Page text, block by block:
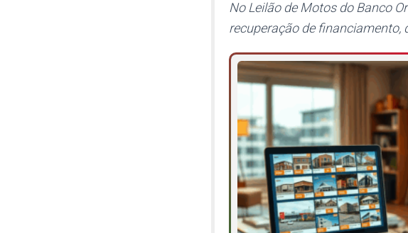
No Leilão de Motos do Banco
recuperação de financiamento,